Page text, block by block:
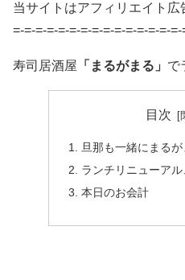
当サイトはアフィリエイト広
=-=-=-=-=-=-=-=-=-=-=-=-=-=-=-
寿司居酒屋 「まるがまる」 で
目次
旦那も一緒にまる
ランチリニューア
本日のお会計